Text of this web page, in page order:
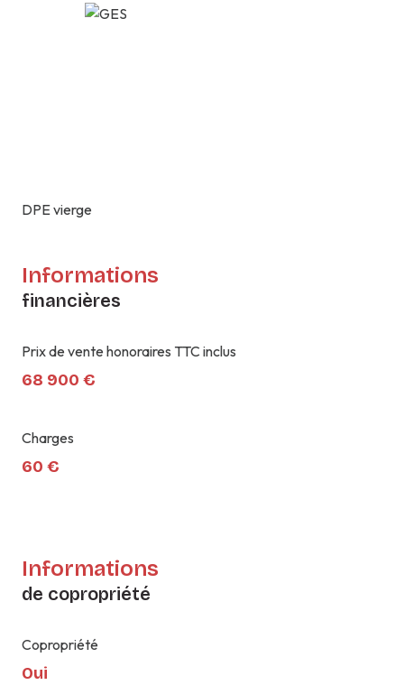
DPE vierge
Informations
financières
Prix de vente honoraires TTC inclus
68 900 €
Charges
60 €
Informations
de copropriété
Copropriété
Oui